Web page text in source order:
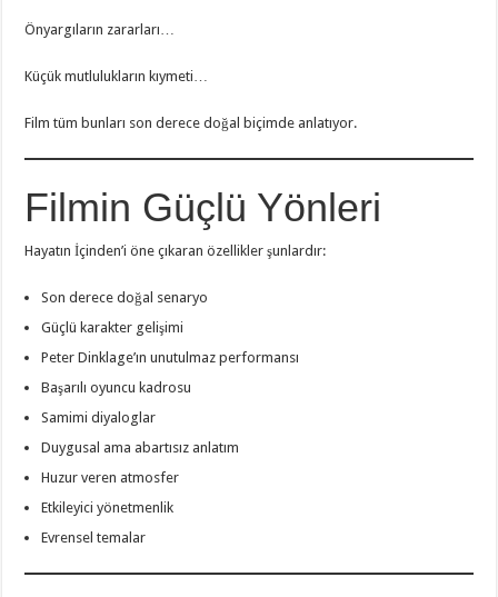
Önyargıların zararları…
Küçük mutlulukların kıymeti…
Film tüm bunları son derece doğal biçimde anlatıyor.
Filmin Güçlü Yönleri
Hayatın İçinden’i öne çıkaran özellikler şunlardır:
Son derece doğal senaryo
Güçlü karakter gelişimi
Peter Dinklage’ın unutulmaz performansı
Başarılı oyuncu kadrosu
Samimi diyaloglar
Duygusal ama abartısız anlatım
Huzur veren atmosfer
Etkileyici yönetmenlik
Evrensel temalar